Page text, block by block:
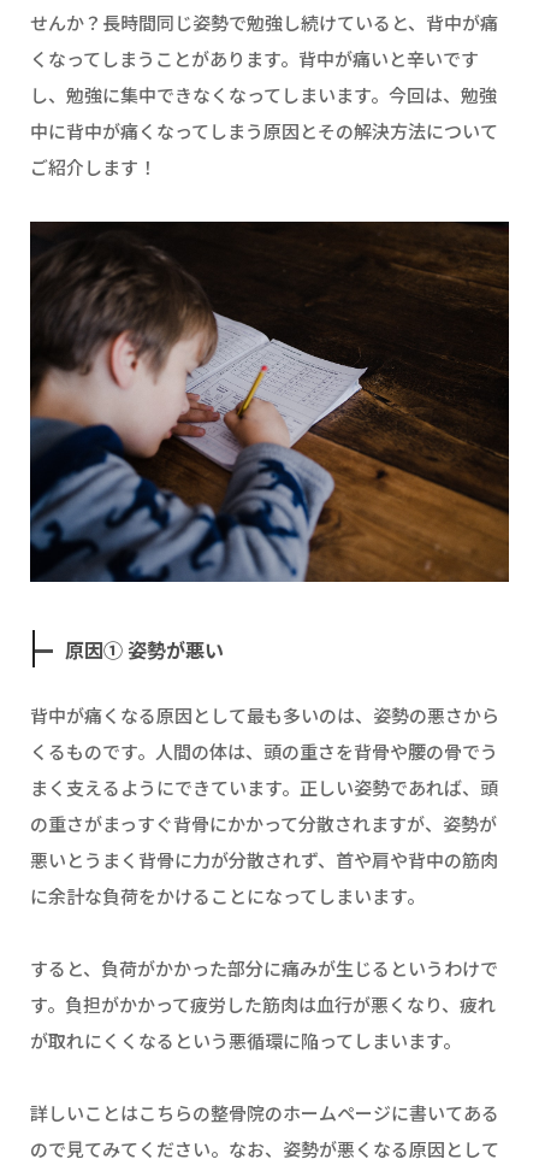
せんか？長時間同じ姿勢で勉強し続けていると、背中が痛
くなってしまうことがあります。背中が痛いと辛いです
し、勉強に集中できなくなってしまいます。今回は、勉強
中に背中が痛くなってしまう原因とその解決方法について
ご紹介します！
原因① 姿勢が悪い
背中が痛くなる原因として最も多いのは、姿勢の悪さから
くるものです。人間の体は、頭の重さを背骨や腰の骨でう
まく支えるようにできています。正しい姿勢であれば、頭
の重さがまっすぐ背骨にかかって分散されますが、姿勢が
悪いとうまく背骨に力が分散されず、首や肩や背中の筋肉
に余計な負荷をかけることになってしまいます。
すると、負荷がかかった部分に痛みが生じるというわけで
す。負担がかかって疲労した筋肉は血行が悪くなり、疲れ
が取れにくくなるという悪循環に陥ってしまいます。
詳しいことはこちらの整骨院のホームページに書いてある
ので見てみてください。なお、姿勢が悪くなる原因として